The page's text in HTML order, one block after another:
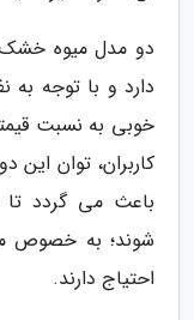
دو مدل میوه خشک
دارد و با توجه به
خوبی به نسبت
کاربران، توان
باعث می گردد
شوند؛ به خصوص
احتیاج دارند.